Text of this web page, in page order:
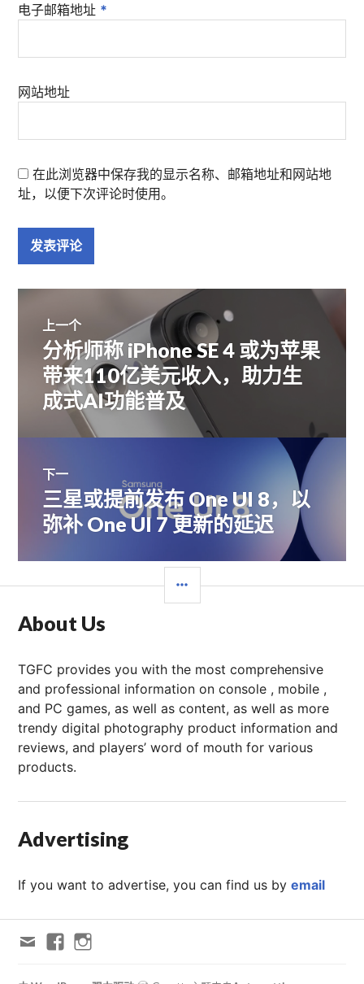
电子邮箱地址 *
网站地址
在此浏览器中保存我的显示名称、邮箱地址和网站地
址，以便下次评论时使用。
文
章
导
航
上一个
上
篇
文
章：
分析师称 iPhone SE 4 或为苹果
带来110亿美元收入，助力生
成式AI功能普及
下一
下
篇
文
三星或提前发布 One UI 8，以
弥补 One UI 7 更新的延迟
栏
About Us
TGFC provides you with the most comprehensive
and professional information on console , mobile ,
and PC games, as well as content, as well as more
trendy digital photography product information and
reviews, and players’ word of mouth for various
products.
Advertising
If you want to advertise, you can find us byemail
Email FACEBOOK